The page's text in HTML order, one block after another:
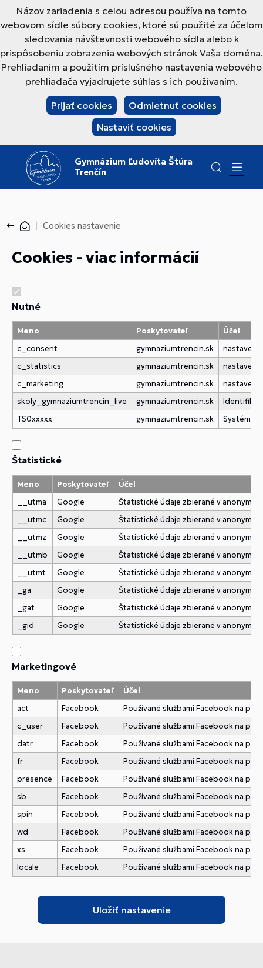
Názov zariadenia s celou adresou používa na tomto
webovom sídle súbory cookies, ktoré sú použité za účelom
sledovania návštevnosti webového sídla alebo k
prispôsobeniu zobrazenia webových stránok Vaša doména.
Prehliadaním a použitím príslušného nastavenia webového
prehliadača vyjadrujete súhlas s ich používaním.
Prijať cookies
Odmietnuť cookies
Nastaviť cookies
Gymnázium Ľudovíta Štúra
Trenčín
Cookies nastavenie
Cookies - viac informácií
Nutné
Meno Poskytovateľ
Účel
c_consent
gymnaziumtrencin.sk
c_statistics
gymnaziumtrencin.sk
c_marketing
gymnaziumtrencin.sk
skoly_gymnaziumtrencin_live
gymnaziumtrencin.sk
TS0xxxxx
gymnaziumtrencin.sk
Štatistické
Meno Poskytovateľ
Účel
__utma
Google
Štatistické údaje zbierané v
__utmc
Google
Štatistické údaje zbierané v
__utmz
Google
Štatistické údaje zbierané v
__utmb
Google
Štatistické údaje zbierané v
__utmt
Google
Štatistické údaje zbierané v
_ga
Google
Štatistické údaje zbierané v
_gat
Google
Štatistické údaje zbierané v
_gid
Google Štatistické údaje zbierané v
Marketingové
Meno Poskytovateľ
Účel
act
Facebook
Používané službami Facebook na
c_user
Facebook
Používané službami Facebook na
datr
Facebook
Používané službami Facebook na
fr
Facebook
Používané službami Facebook na
presence
Facebook
Používané službami Facebook na
sb
Facebook
Používané službami Facebook na
spin
Facebook
Používané službami Facebook na
wd
Facebook
Používané službami Facebook na
xs
Facebook
Používané službami Facebook na
locale
Facebook Používané službami Facebook na